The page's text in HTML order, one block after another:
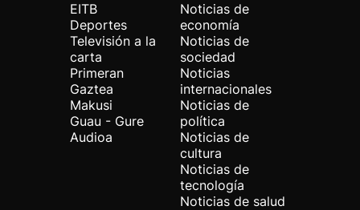
EITB
Deportes
Televisión a la
carta
Primeran
Gaztea
Makusi
Guau - Gure
Audioa
Noticias de
economía
Noticias de
sociedad
Noticias
internacionales
Noticias de
política
Noticias de
cultura
Noticias de
tecnología
Noticias de salud